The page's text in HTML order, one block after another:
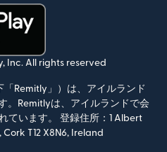
）Inc. All rights reserved
Remitly」）は、アイルランド
。Remitlyは、アイルランドで会
ています。 登録住所：1 Albert
T12 X8N6, Ireland